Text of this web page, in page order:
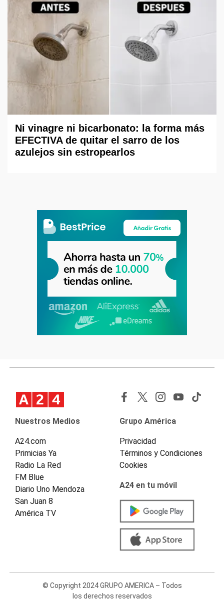
Ni vinagre ni bicarbonato: la forma más
EFECTIVA de quitar el sarro de los
azulejos sin estropearlos
Nuestros Medios
A24.com
Primicias Ya
Radio La Red
FM Blue
Diario Uno Mendoza
San Juan 8
América TV
Grupo América
Privacidad
Términos y Condiciones
Cookies
A24 en tu móvil
© Copyright 2024 GRUPO AMERICA – Todos
los derechos reservados